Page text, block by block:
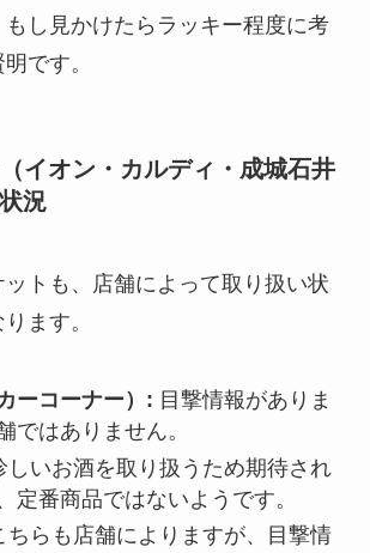
し見かけたらラッキー程度に考
です。
イオン・カルディ・成城石井
況
トも、店舗によって取り扱い状
ます。
ーコーナー）: 目撃情報がありま
ではありません。
しいお酒を取り扱うため期待され
定番商品ではないようです。
ちらも店舗によりますが、目撃情